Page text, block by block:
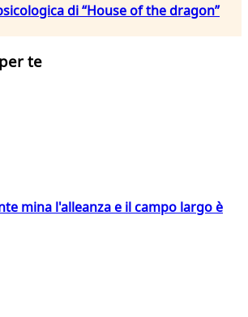
di “House of the dragon”
te
mina l'alleanza e il campo largo è